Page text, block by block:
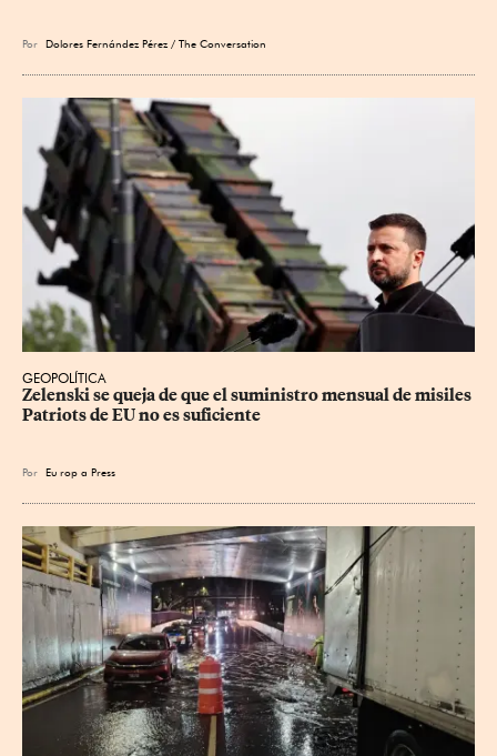
Por Dolores Fernández Pérez / The Conversation
GEOPOLÍTICA
Zelenski se queja de que el suministro mensual de misiles
Patriots de EU no es suficiente
Por Eu rop a Press